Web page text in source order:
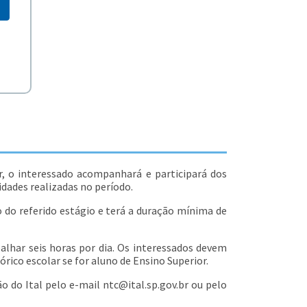
o interessado acompanhará e participará dos
realizadas no período.
referido estágio e terá a duração mínima de
seis horas por dia. Os interessados devem
escolar se for aluno de Ensino Superior.
do Ital pelo e-mail ntc@ital.sp.gov.br ou pelo